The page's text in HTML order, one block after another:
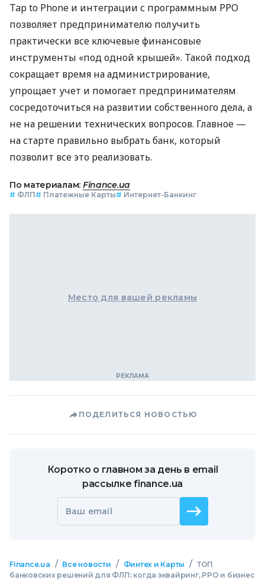
Tap to Phone и интеграции с программным РРО
позволяет предпринимателю получить
практически все ключевые финансовые
инструменты «под одной крышей». Такой подход
сокращает время на администрирование,
упрощает учет и помогает предпринимателям
сосредоточиться на развитии собственного дела, а
не на решении технических вопросов. Главное —
на старте правильно выбрать банк, который
позволит все это реализовать.
По материалам: Finance.ua
# ФЛП# Платежные Карты# Интернет-Банкинг
Место для вашей рекламы
ПОДЕЛИТЬСЯ НОВОСТЬЮ
Коротко о главном за день в email
рассылке finance.ua
Ваш email
Finance.ua / Все новости / Финтех и Карты / ТОП
банковских решений для ФЛП: когда эквайринг, РРО и бизнес